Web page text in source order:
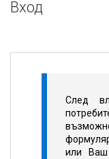
Вход
След
или Ваш